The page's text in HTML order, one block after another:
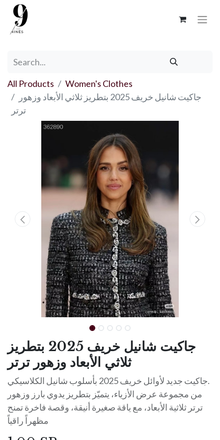
All Products
Women's Clothes
جاكيت شانيل خريف 2025 بتطريز ثلاثي الأبعاد وزهور
ترتر
جاكيت شانيل خريف 2025 بتطريز
ثلاثي الأبعاد وزهور ترتر
جاكيت جديد لأوائل خريف 2025 بأسلوب شانيل الكلاسيكي.
من مجموعة عرض الأزياء، يتميّز بتطريز يدوي بارز وزهور
ترتر ثلاثية الأبعاد، مع ياقة صغيرة أنيقة، وقصة فاخرة تمنح
مظهراً راقياً